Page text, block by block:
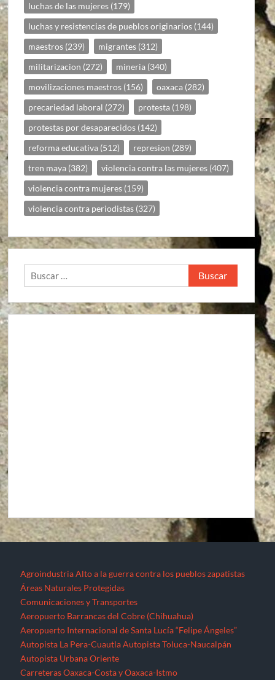
luchas de las mujeres (179)
luchas y resistencias de pueblos originarios (144)
maestros (239) migrantes (312)
militarizacion (272) mineria (340)
movilizaciones maestros (156) oaxaca (282)
precariedad laboral (272) protesta (198)
protestas por desaparecidos (142)
reforma educativa (512) represion (289)
tren maya (382) violencia contra las mujeres (407)
violencia contra mujeres (159)
violencia contra periodistas (327)
Buscar:
Agroindustria Alto a la guerra contra los pueblos zapatistas
Áreas Naturales Protegidas
Comunicaciones y Transportes
Aeropuerto Barrancas del Cobre (Chihuahua)
Aeropuerto Internacional de Santa Lucía “Felipe Ángeles”
Autopista La Pera-Cuautla Autopista Toluca-Naucalpán
Autopista Urbana Oriente
Carreteras Oaxaca-Costa y Oaxaca-Istmo